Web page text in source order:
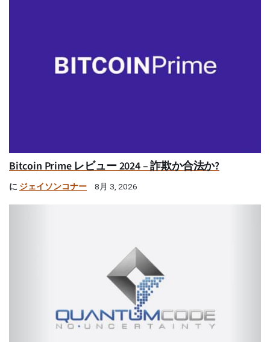
Bitcoin Prime レビュー 2024 – 詐欺か合法か?
に ジェイソンコナー 8月 3, 2026